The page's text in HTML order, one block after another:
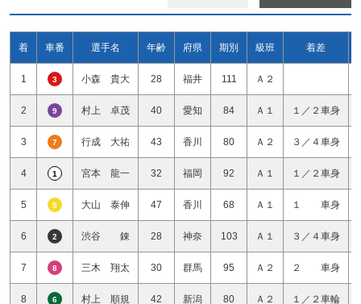
着 車番 選手名 年齢 府県 期別 級班 着差
1 3 小森 貴大 28 福井 111 Ａ２
2 9 村上 卓茂 40 愛知 84 Ａ１ １／２車身
3 7 行成 大祐 43 香川 80 Ａ２ ３／４車身
4 1 宮本 龍一 32 福岡 92 Ａ１ １／２車身
5 5 大山 泰伸 47 香川 68 Ａ１ １ 車身
6 2 渋谷 錬 28 神奈 103 Ａ１ ３／４車身
7 8 三木 翔太 30 群馬 95 Ａ２ ２ 車身
8 6 村上 順規 42 新潟 80 Ａ２ １／２車輪